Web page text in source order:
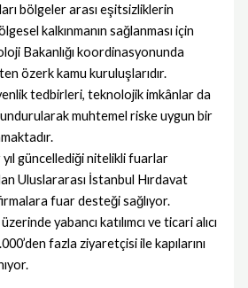
bölgeler arası eşitsizliklerin
kalkınmanın sağlanması için
Bakanlığı koordinasyonunda
özerk kamu kuruluşlarıdır.
tedbirleri, teknolojik imkânlar da
muhtemel riske uygun bir
yıl güncellediği nitelikli fuarlar
Uluslararası İstanbul Hırdavat
firmalara fuar desteği sağlıyor.
üzerinde yabancı katılımcı ve ticari alıcı
fazla ziyaretçisi ile kapılarını